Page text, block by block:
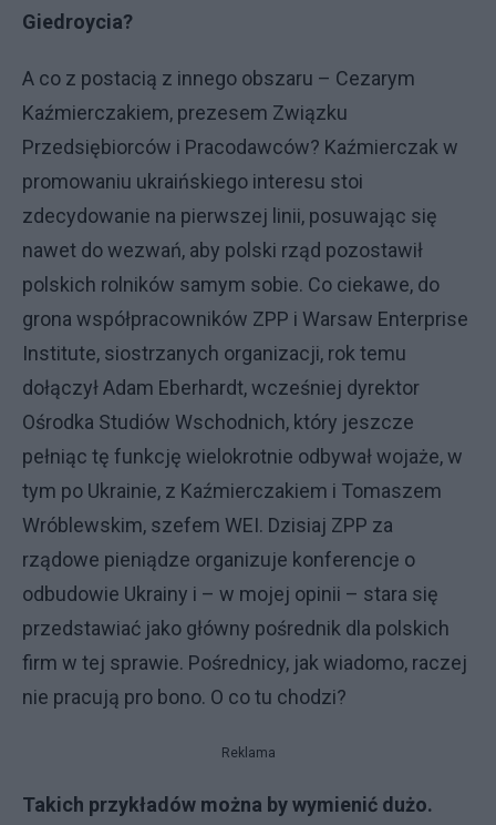
Giedroycia?
A co z postacią z innego obszaru – Cezarym
Kaźmierczakiem, prezesem Związku
Przedsiębiorców i Pracodawców? Kaźmierczak w
promowaniu ukraińskiego interesu stoi
zdecydowanie na pierwszej linii, posuwając się
nawet do wezwań, aby polski rząd pozostawił
polskich rolników samym sobie. Co ciekawe, do
grona współpracowników ZPP i Warsaw Enterprise
Institute, siostrzanych organizacji, rok temu
dołączył Adam Eberhardt, wcześniej dyrektor
Ośrodka Studiów Wschodnich, który jeszcze
pełniąc tę funkcję wielokrotnie odbywał wojaże, w
tym po Ukrainie, z Kaźmierczakiem i Tomaszem
Wróblewskim, szefem WEI. Dzisiaj ZPP za
rządowe pieniądze organizuje konferencje o
odbudowie Ukrainy i – w mojej opinii – stara się
przedstawiać jako główny pośrednik dla polskich
firm w tej sprawie. Pośrednicy, jak wiadomo, raczej
nie pracują pro bono. O co tu chodzi?
Reklama
Takich przykładów można by wymienić dużo.